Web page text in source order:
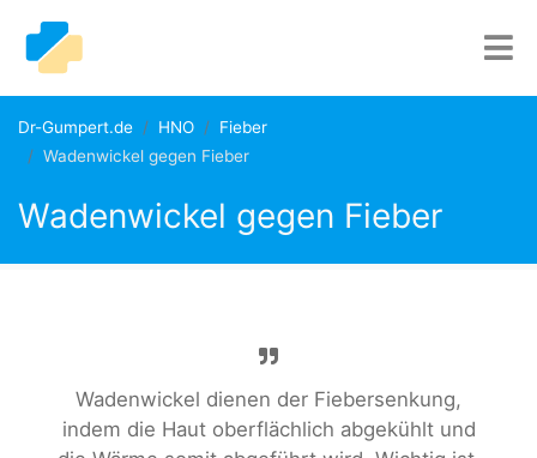
Dr-Gumpert.de HNO
Fieber
Wadenwickel gegen Fieber
Wadenwickel gegen Fieber
Wadenwickel dienen der Fiebersenkung,
indem die Haut oberflächlich abgekühlt und